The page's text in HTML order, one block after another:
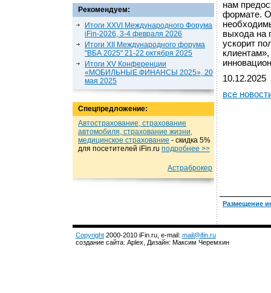
Рекомендуем:
Итоги XXVI Международного Форума
iFin-2026, 3-4 февраля 2026
Итоги XII Международного форума
"ВБА 2025" 21-22 октября 2025
Итоги XV Конференции
«МОБИЛЬНЫЕ ФИНАНСЫ 2025», 20
мая 2025
Спецпредложение:
Автострахование, страхование
автомобиля, страхование жизни,
медицинское страхование - cкидка 5%
для посетителей iFin.ru подробнеe >>
Астраброкер
нам
формате.
выхода на
ускорит
10.12.2025
все
Размещение
Copyright 2000-2010 iFin.ru, e-mail: mail@ifin.ru
создание сайта: Aplex, Дизайн: Максим Черемхин